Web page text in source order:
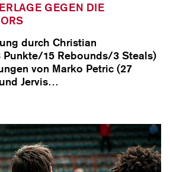
GEGEN DIE
durch Christian
Punkte/15 Rebounds/3 Steals)
von Marko Petric (27
Jervis…